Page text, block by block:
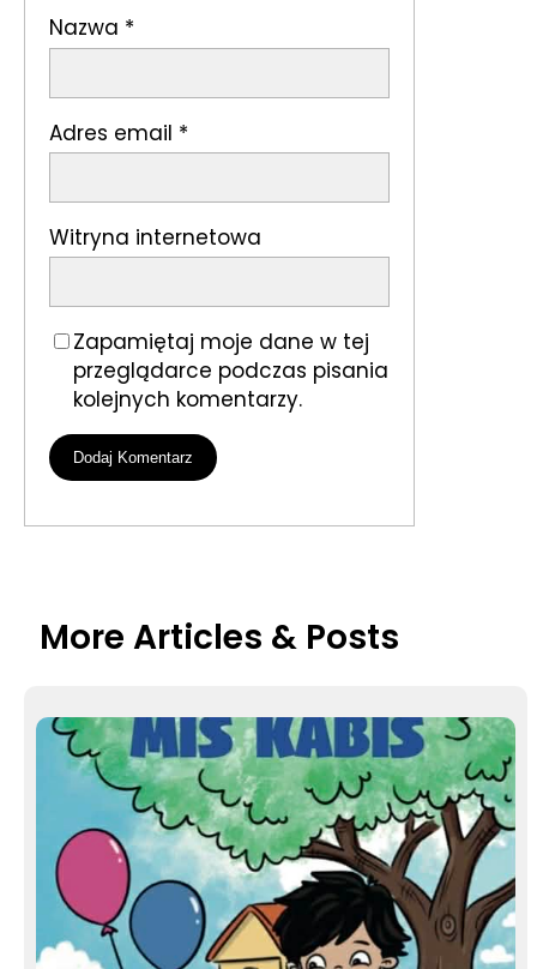
Nazwa *
Adres email *
Witryna internetowa
Zapamiętaj moje dane w tej
przeglądarce podczas pisania
kolejnych komentarzy.
More Articles & Posts